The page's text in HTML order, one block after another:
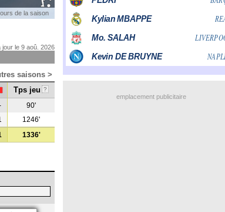
de la saison
jour le 9 aoû. 2026
saisons >
Tps jeu ?
90'
1246'
1336'
emplacement publicitaire